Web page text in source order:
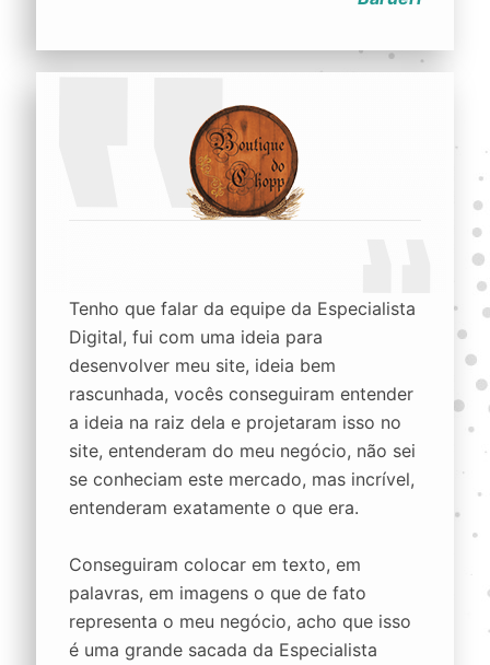
Tenho que falar da equipe da Especialista
Digital, fui com uma ideia para
desenvolver meu site, ideia bem
rascunhada, vocês conseguiram entender
a ideia na raiz dela e projetaram isso no
site, entenderam do meu negócio, não sei
se conheciam este mercado, mas incrível,
entenderam exatamente o que era.
Conseguiram colocar em texto, em
palavras, em imagens o que de fato
representa o meu negócio, acho que isso
é uma grande sacada da Especialista